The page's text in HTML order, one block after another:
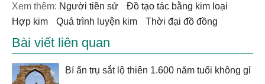
Xem thêm: người tiền sử
đồ tạo tác bằng kim loại
hợp kim
quá trình luyện kim thời đại đồ đồng
Bài viết liên quan
Bí ẩn trụ sắt lộ thiên 1.600 năm tuổi không gỉ